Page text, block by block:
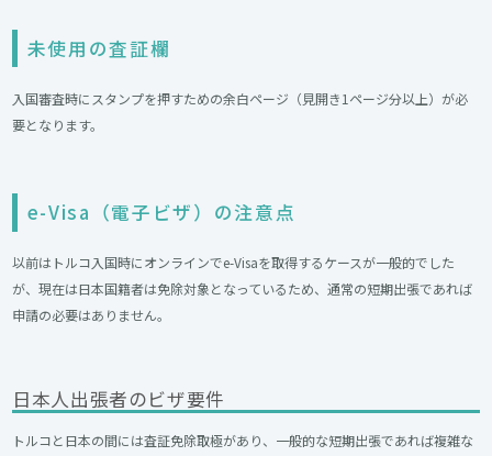
未使用の査証欄
入国審査時にスタンプを押すための余白ページ（見開き1ページ分以上）が必
要となります。
e-Visa（電子ビザ）の注意点
以前はトルコ入国時にオンラインでe-Visaを取得するケースが一般的でした
が、現在は日本国籍者は免除対象となっているため、通常の短期出張であれば
申請の必要はありません。
日本人出張者のビザ要件
トルコと日本の間には査証免除取極があり、一般的な短期出張であれば複雑な